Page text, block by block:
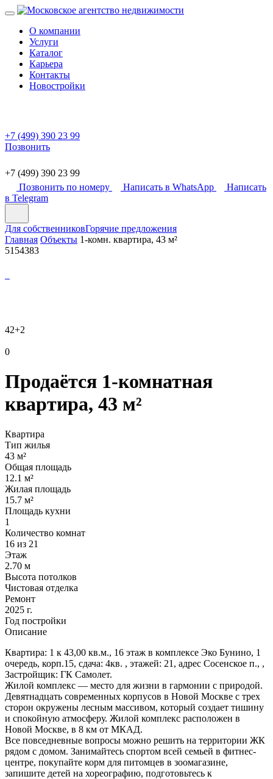
О компании
Услуги
Каталог
Карьера
Контакты
Новостройки
+7 (499) 390 23 99
Позвонить
+7 (499) 390 23 99
Позвонить по номеру
Написать в WhatsApp
Написать
в Telegram
Для собственниковГорячие предложения
Главная Объекты 1-комн. квартира, 43 м²
5154383
42+2
0
Продаётся 1-комнатная
квартира, 43 м²
Квартира
Тип жилья
43 м²
Общая площадь
12.1 м²
Жилая площадь
15.7 м²
Площадь кухни
1
Количество комнат
16 из 21
Этаж
2.70 м
Высота потолков
Чистовая отделка
Ремонт
2025 г.
Год постройки
Описание
Квартира: 1 к 43,00 кв.м., 16 этаж в комплексе Эко Бунино, 1
очередь, корп.15, сдача: 4кв. , этажей: 21, адрес Сосенское п., ,
Застройщик: ГК Самолет.
Жилой комплекс — место для жизни в гармонии с природой.
Девятнадцать современных корпусов в Новой Москве с трех
сторон окружены лесным массивом, который создает тишину
и спокойную атмосферу. Жилой комплекс расположен в
Новой Москве, в 8 км от МКАД.
Все повседневные вопросы можно решить на территории ЖК
рядом с домом. Занимайтесь спортом всей семьей в фитнес-
центре, покупайте корм для питомцев в зоомагазине,
запишите детей на хореографию, подготовьтесь к